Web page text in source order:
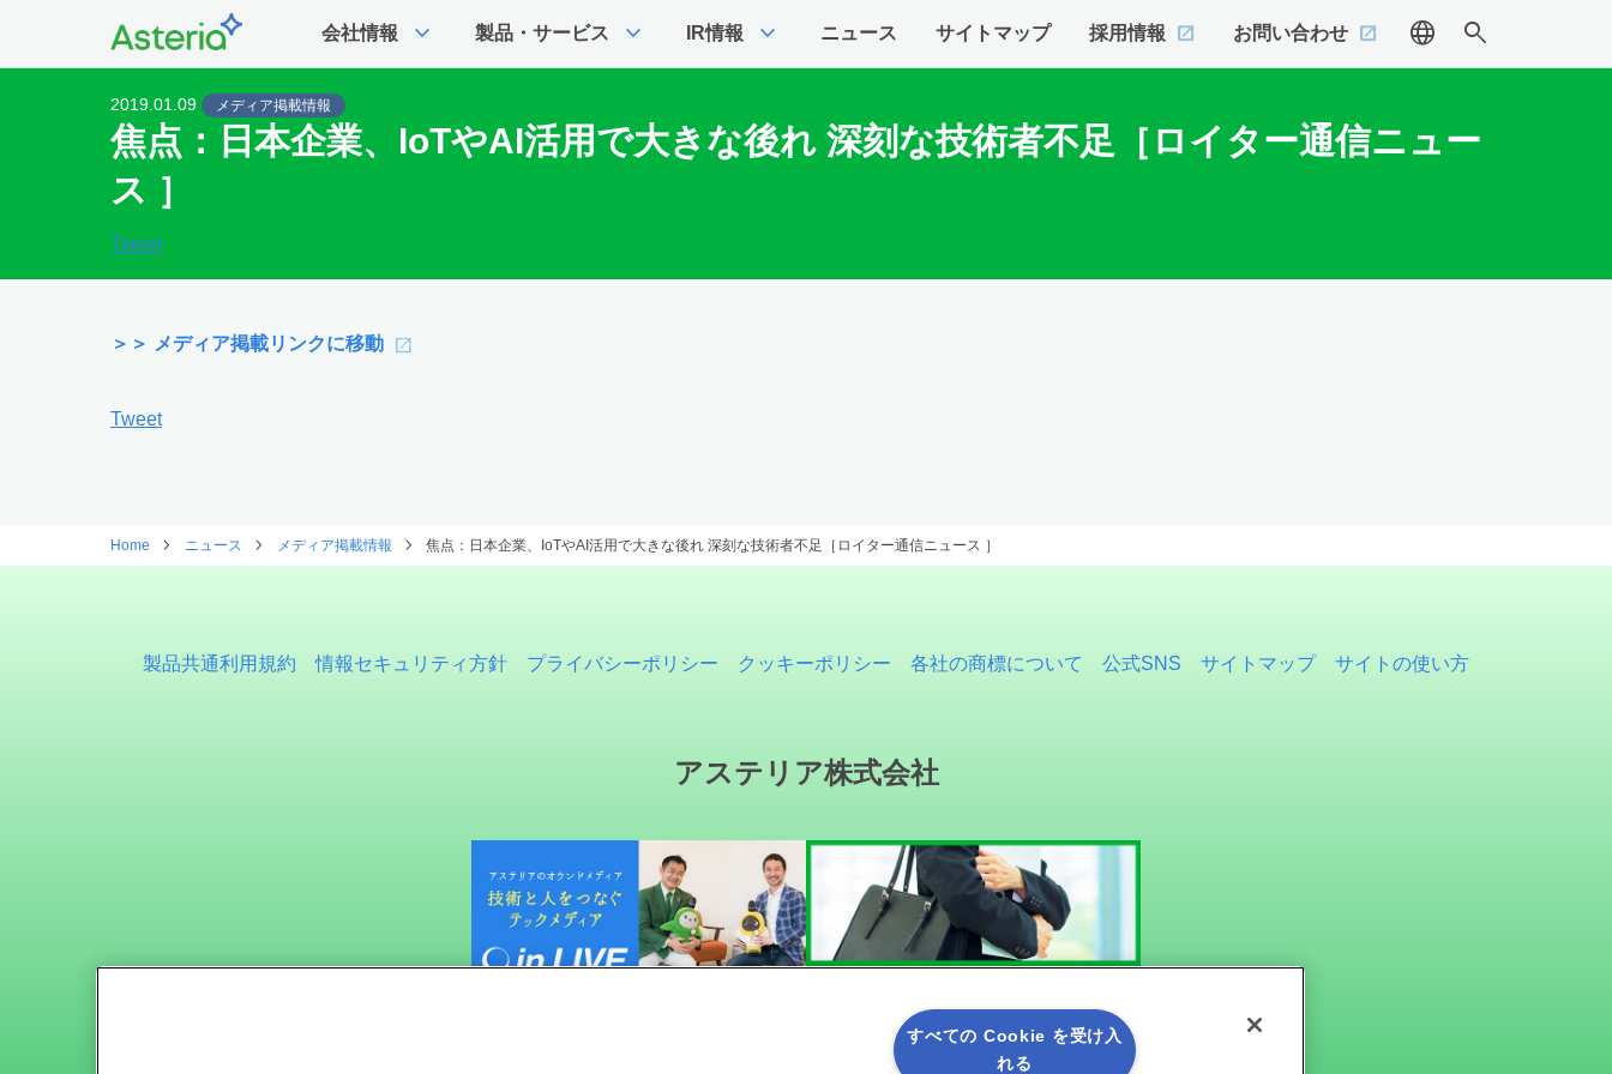
会社情報 expand_more 製品・サービス expand_more IR情報 expand_more ニュース サイトマップ 採用情報 お問い合わせ language search
2019.01.09 メディア掲載情報
焦点：日本企業、IoTやAI活用で大きな後れ 深刻な技術者不足［ロイター通信ニュー
ス ］
Tweet
＞＞ メディア掲載リンクに移動
Tweet
Home ニュース メディア掲載情報 焦点：日本企業、IoTやAI活用で大きな後れ 深刻な技術者不足［ロイター通信ニュース ］
製品共通利用規約 情報セキュリティ方針 プライバシーポリシー クッキーポリシー 各社の商標について 公式SNS サイトマップ サイトの使い方
アステリア株式会社
すべての Cookie を受け入
れる